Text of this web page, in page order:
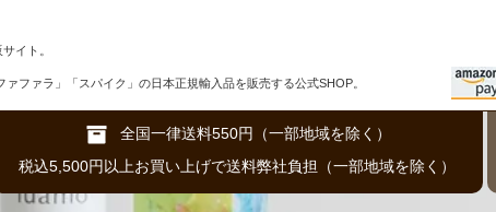
イト。
ファラ」「スパイク」の日本正規輸入品を販売する公式SHOP。
全国一律送料550円（一部地域を除く）
税込5,500円以上お買い上げで送料弊社負担（一部地域を除く）